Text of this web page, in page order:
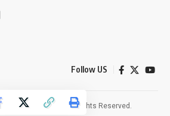
Follow US
News Network. All Rights Reserved.